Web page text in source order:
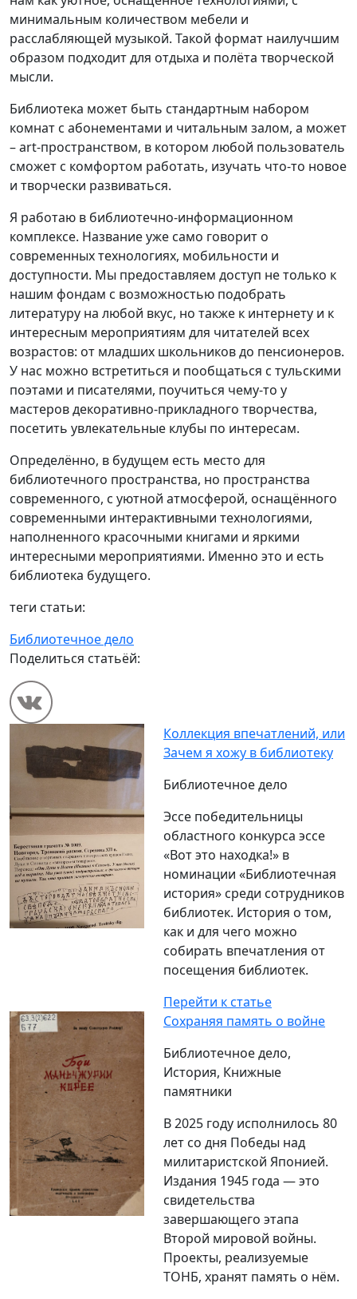
минимальным количеством мебели и
расслабляющей музыкой. Такой формат наилучшим
образом подходит для отдыха и полёта творческой
мысли.
Библиотека может быть стандартным набором
комнат с абонементами и читальным залом, а может
– art-пространством, в котором любой пользователь
сможет с комфортом работать, изучать что-то новое
и творчески развиваться.
Я работаю в библиотечно-информационном
комплексе. Название уже само говорит о
современных технологиях, мобильности и
доступности. Мы предоставляем доступ не только к
нашим фондам с возможностью подобрать
литературу на любой вкус, но также к интернету и к
интересным мероприятиям для читателей всех
возрастов: от младших школьников до пенсионеров.
У нас можно встретиться и пообщаться с тульскими
поэтами и писателями, поучиться чему-то у
мастеров декоративно-прикладного творчества,
посетить увлекательные клубы по интересам.
Определённо, в будущем есть место для
библиотечного пространства, но пространства
современного, с уютной атмосферой, оснащённого
современными интерактивными технологиями,
наполненного красочными книгами и яркими
интересными мероприятиями. Именно это и есть
библиотека будущего.
теги статьи:
Библиотечное дело
Поделиться статьёй:
Коллекция впечатлений, или
Зачем я хожу в библиотеку
Библиотечное дело
Эссе победительницы
областного конкурса эссе
«Вот это находка!» в
номинации «Библиотечная
история» среди сотрудников
библиотек. История о том,
как и для чего можно
собирать впечатления от
посещения библиотек.
Перейти к статье
Сохраняя память о войне
Библиотечное дело,
История, Книжные
памятники
В 2025 году исполнилось 80
лет со дня Победы над
милитаристской Японией.
Издания 1945 года — это
свидетельства
завершающего этапа
Второй мировой войны.
Проекты, реализуемые
ТОНБ, хранят память о нём.